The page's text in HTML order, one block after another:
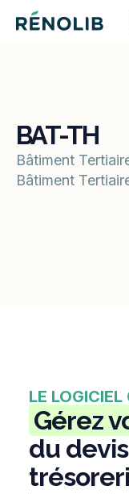
BAT-TH
Bâtiment
Bâtiment
LE LOGICIEL
Gérez
du